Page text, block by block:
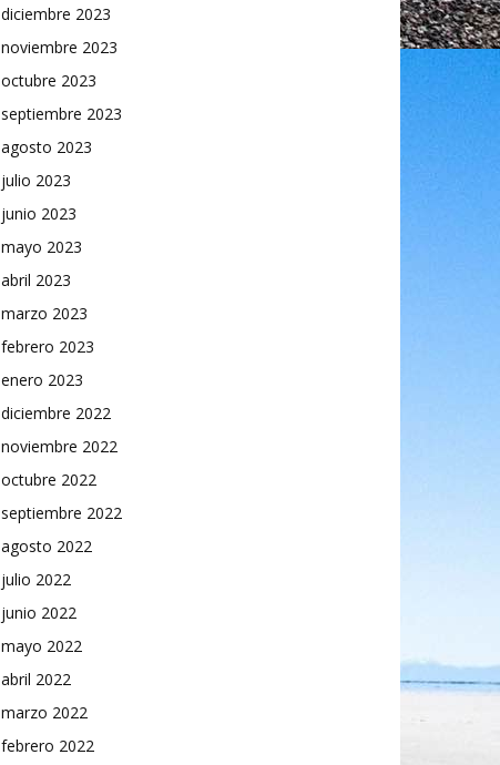
diciembre 2023
noviembre 2023
octubre 2023
septiembre 2023
agosto 2023
julio 2023
junio 2023
mayo 2023
abril 2023
marzo 2023
febrero 2023
enero 2023
diciembre 2022
noviembre 2022
octubre 2022
septiembre 2022
agosto 2022
julio 2022
junio 2022
mayo 2022
abril 2022
marzo 2022
febrero 2022